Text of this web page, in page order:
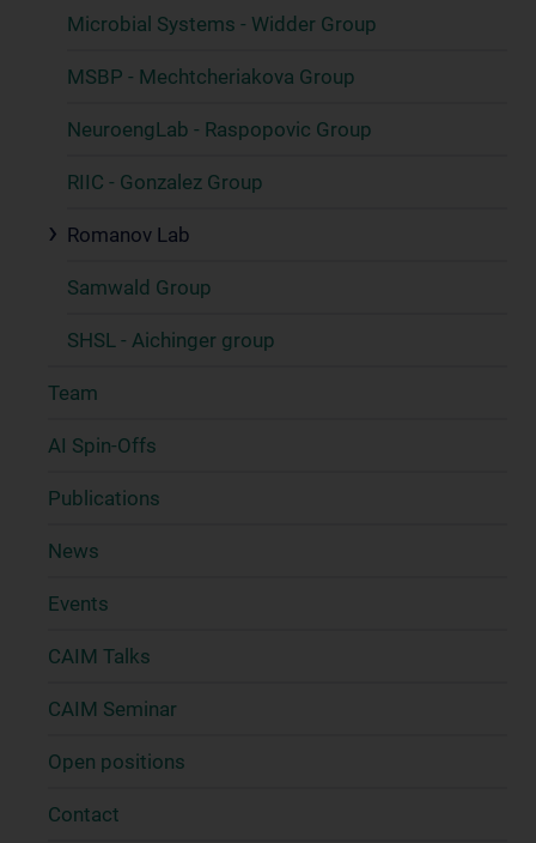
Microbial Systems - Widder Group
MSBP - Mechtcheriakova Group
NeuroengLab - Raspopovic Group
RIIC - Gonzalez Group
Romanov Lab
Samwald Group
SHSL - Aichinger group
Team
AI Spin-Offs
Publications
News
Events
CAIM Talks
CAIM Seminar
Open positions
Contact